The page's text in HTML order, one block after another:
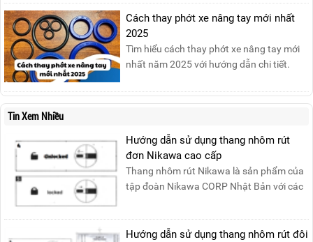
sản phẩm phù hợp!
Cách thay phớt xe nâng tay mới nhất
2025
Tìm hiểu cách thay phớt xe nâng tay mới
nhất năm 2025 với hướng dẫn chi tiết.
phớt đúng cách, giúp xe nâng hoạt động
Tin Xem Nhiều
Hướng dẫn sử dụng thang nhôm rút
đơn Nikawa cao cấp
Thang nhôm rút Nikawa là sản phẩm của
tập đoàn Nikawa CORP Nhật Bản với các
Hướng dẫn sử dụng thang nhôm rút đôi